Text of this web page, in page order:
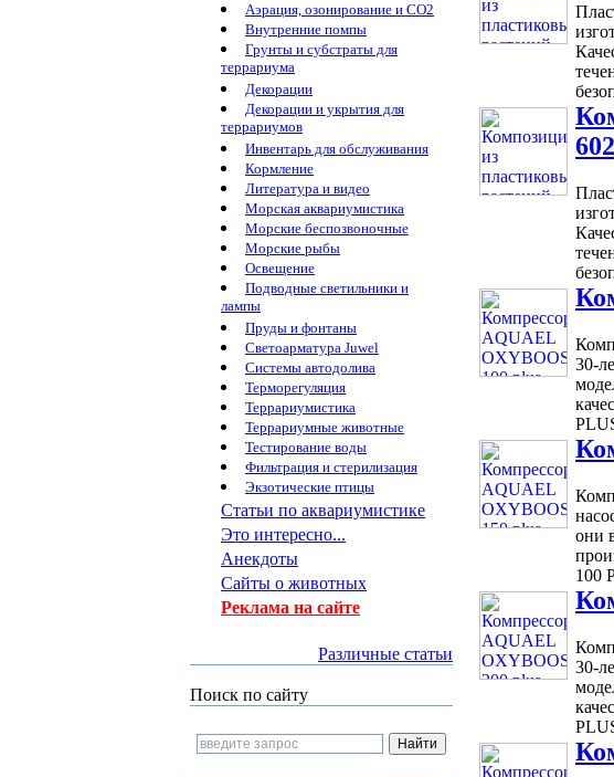
Аэрация, озонирование и CO2
Внутренние помпы
Грунты и субстраты для
террариума
Декорации
Декорации и укрытия для
террариумов
Инвентарь для обслуживания
Кормление
Литература и видео
Морская аквариумистика
Морские беспозвоночные
Морские рыбы
Освещение
Подводные светильники и
лампы
Пруды и фонтаны
Светоарматура Juwel
Системы автодолива
Терморегуляция
Террариумистика
Террариумные животные
Тестирование воды
Фильтрация и стерилизация
Экзотические птицы
Статьи по аквариумистике
Это интересно...
Анекдоты
Сайты о животных
Реклама на сайте
Различные статьи
Поиск по сайту
30-
они
100
30-